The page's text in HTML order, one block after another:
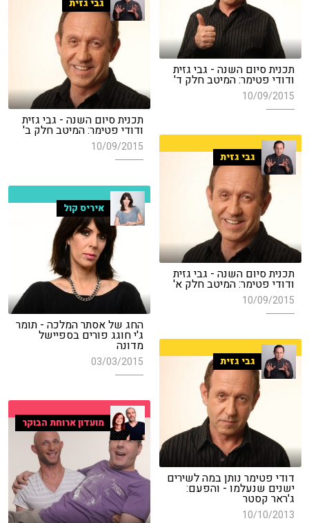
תכנית סיום השנה - גבי גזית
ודודי פטימר: המיטב חלק ד'
10/09/2015
גבי גזית
תכנית סיום השנה - גבי גזית
ודודי פטימר: המיטב חלק ב'
10/09/2015
גבי גזית
תכנית סיום השנה - גבי גזית
ודודי פטימר: המיטב חלק א'
10/09/2015
איריס קול
החג של אסתר המלכה - תומר
ג'י חוגג פורים בספיישל
מדונה
03/03/2015 גבי גזית
דודי פטימר נותן במה לשירים
ישנים שנעלמו - והפעם:
ג'ראר קסטר
10/10/2013
מועדון ארוחת הבוקר